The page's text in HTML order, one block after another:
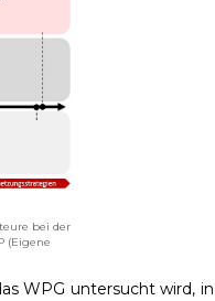
bei der
(Eigene
WPG untersucht wird, in